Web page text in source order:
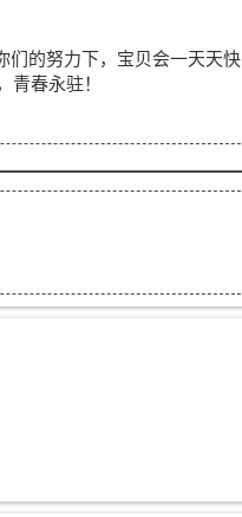
们的努力下，宝贝会一天天快
春永驻！